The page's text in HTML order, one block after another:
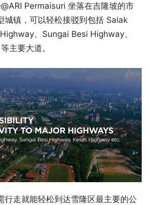
Permaisuri 坐落在吉隆坡的市
城镇，可以轻松接驳到包括 Salak
、Sungai Besi Highway、
主要大道。
行走就能轻松到达雪隆区最主要的公